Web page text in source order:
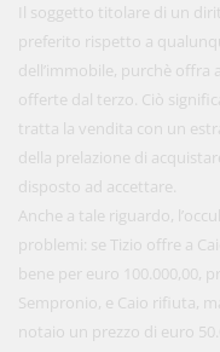
Il soggetto titolare di un
preferito rispetto a
dell’immobile, purchè offra
offerte dal terzo. Ciò
tratta la vendita con un
della prelazione di
disposto ad accettare.
Anche a tale riguardo,
problemi: se Tizio offre a
bene per euro 100.000,00,
Sempronio, e Caio rifiuta,
notaio un prezzo di euro